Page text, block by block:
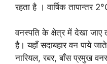
रहता है । वार्षिक तापान्तर
वनस्पति के क्षेत्र में देखा जाए
है। यहाँ सदाबहार वन पाये
नारियल, रबर, बाँस प्रमुख